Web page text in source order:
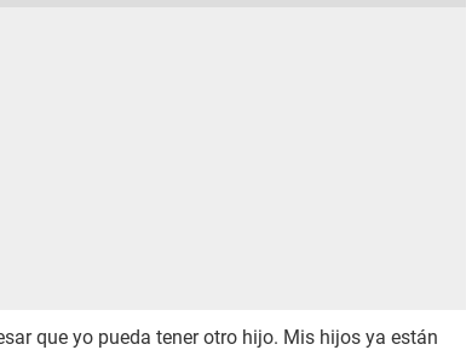
que yo pueda tener otro hijo. Mis hijos ya están